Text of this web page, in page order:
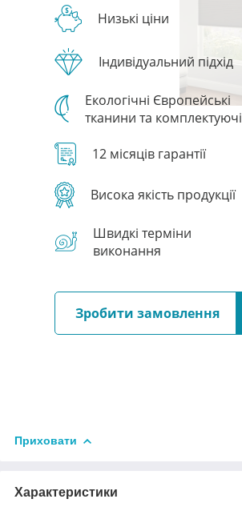
Низькі ціни
Індивідуальний підхід
Екологічні Європейські
тканини та комплектуючі
12 місяців гарантії
Висока якість продукції
Швидкі терміни
виконання
Зробити замовлення
Приховати
Характеристики